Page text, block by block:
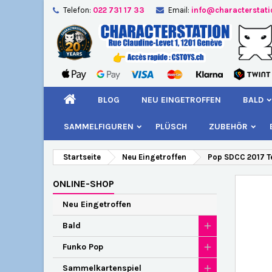
Telefon: 022 731 17 33 Email:
BLOG NEU EINGETROFFEN BALD
SAMMELFIGUREN PLÜSCH ZUBEHÖR
Startseite Neu Eingetroffen Pop SDCC
ONLINE-SHOP
Neu Eingetroffen
Bald
Funko Pop
Sammelkartenspiel